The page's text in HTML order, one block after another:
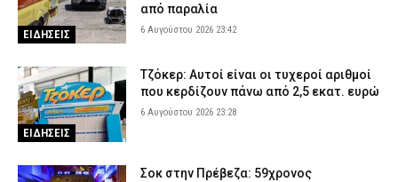
Κυψέλη: Από το «τη βρήκα νεκρή» στη σιωπή – Η νέα τακτική
του 26χρονου Αφγανού για τη βαλίτσα με τη σορό
Σαμοθράκη: Επιχείρηση διάσωσης 15χρονης που τραυματίστηκε
στο κεφάλι στη Γριά Βάθρα
ΕΙΔΗΣΕΙΣ 6 Αυγούστου 2026 17:02
Πόρτο Καρράς
ΕΙΔΗΣΕΙΣ
από παραλία
6 Αυγούστου 2026 23:42
ΕΙΔΗΣΕΙΣ
Τζόκερ: Αυτοί είναι οι τυχεροί αριθμοί
που κερδίζουν πάνω από 2,5 εκατ. ευρώ
6 Αυγούστου 2026 23:28
Σοκ στην Πρέβεζα: 59χρονος